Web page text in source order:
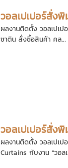
วอลเปเปอร์สั่ง
ผลงานติดตั้ง วอลเปเ
ซาติน สั่งซื้อสินค้า คล...
วอลเปเปอร์สั่ง
ผลงานติดตั้ง วอลเปเ
Curtains กับงาน “วอล